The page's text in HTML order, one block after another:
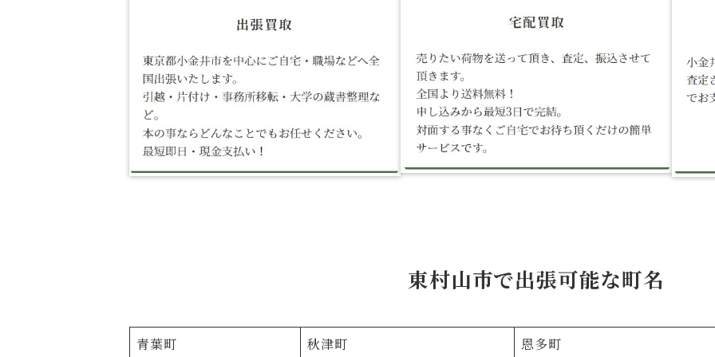
東村山市で出張可能な町名
青葉町 秋津町 恩多町